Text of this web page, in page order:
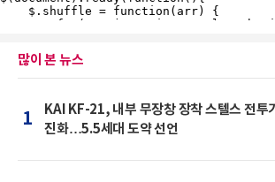
많이 본 뉴스
1
KAI KF-21, 내부 무장창 장착 스텔스 전투
진화…5.5세대 도약 선언